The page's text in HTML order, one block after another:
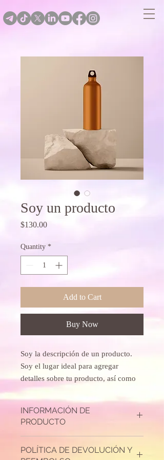
Soy un producto
$130.00Price
Quantity *
Add to Cart
Buy Now
Soy la descripción de un producto.
Soy el lugar ideal para agregar
detalles sobre tu producto, así como
tamaño, materiales, instrucciones de
cuidado y de limpieza.
INFORMACIÓN DE
PRODUCTO
lugar ideal para agregar detalles sobre tu
POLÍTICA DE DEVOLUCIÓN Y